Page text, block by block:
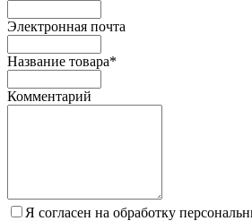
Электронная почта
Название товара*
Комментарий
Я согласен на обработку